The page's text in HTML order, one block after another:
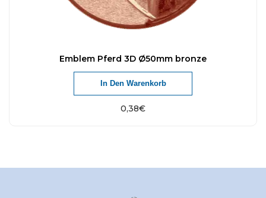
Emblem Pferd 3D Ø50mm bronze
0,38€
In Den Warenkorb